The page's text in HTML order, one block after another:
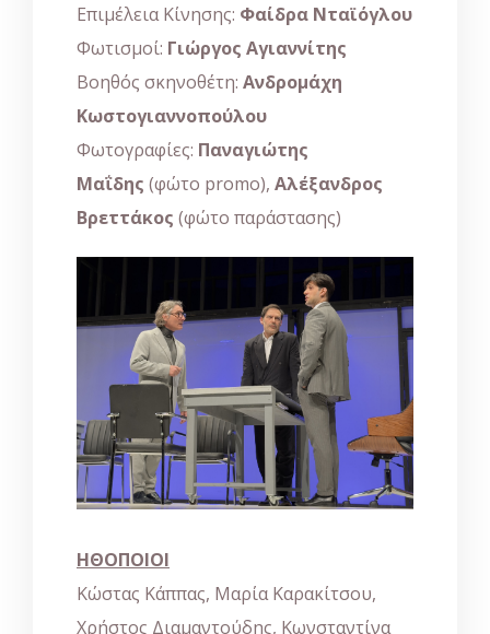
Επιμέλεια Κίνησης: Φαίδρα Νταϊόγλου
Φωτισμοί: Γιώργος Αγιαννίτης
Βοηθός σκηνοθέτη: Ανδρομάχη
Κωστογιαννοπούλου
Φωτογραφίες: Παναγιώτης
Μαΐδης (φώτο promo), Αλέξανδρος
Βρεττάκος (φώτο παράστασης)
ΗΘΟΠΟΙΟΙ
Κώστας Κάππας, Μαρία Καρακίτσου,
Χρήστος Διαμαντούδης, Κωνσταντίνα